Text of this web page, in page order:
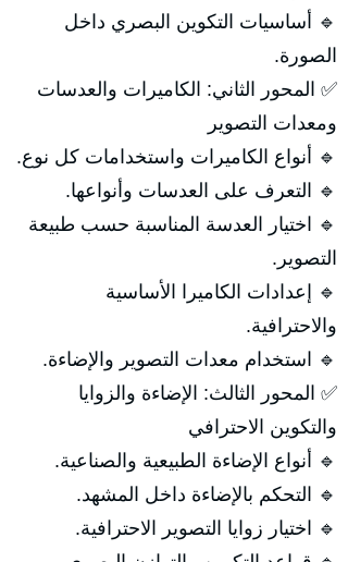
🔹 أساسيات التكوين البصري داخل
الصورة.
✅ المحور الثاني: الكاميرات والعدسات
ومعدات التصوير
🔹 أنواع الكاميرات واستخدامات كل نوع.
🔹 التعرف على العدسات وأنواعها.
🔹 اختيار العدسة المناسبة حسب طبيعة
التصوير.
🔹 إعدادات الكاميرا الأساسية
والاحترافية.
🔹 استخدام معدات التصوير والإضاءة.
✅ المحور الثالث: الإضاءة والزوايا
والتكوين الاحترافي
🔹 أنواع الإضاءة الطبيعية والصناعية.
🔹 التحكم بالإضاءة داخل المشهد.
🔹 اختيار زوايا التصوير الاحترافية.